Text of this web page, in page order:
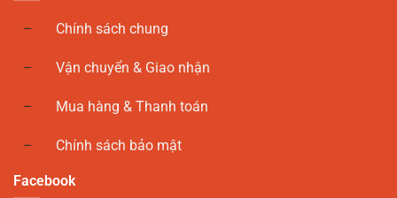
Chính sách chung
Vận chuyển & Giao nhận
Mua hàng & Thanh toán
Chính sách bảo mật
Facebook